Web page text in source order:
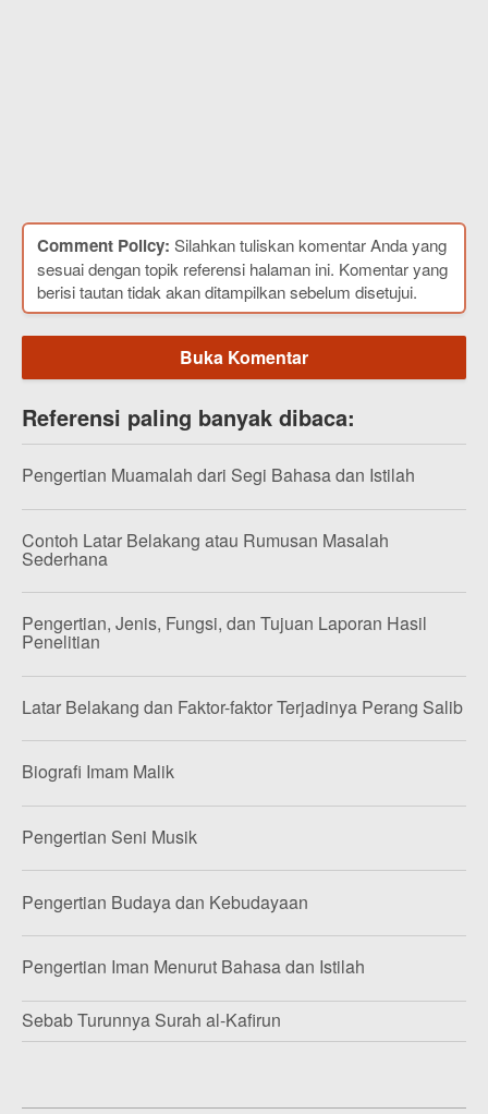
Comment Policy: Silahkan tuliskan komentar Anda yang
sesuai dengan topik referensi halaman ini. Komentar yang
berisi tautan tidak akan ditampilkan sebelum disetujui.
Buka Komentar
Referensi paling banyak dibaca:
Pengertian Muamalah dari Segi Bahasa dan Istilah
Contoh Latar Belakang atau Rumusan Masalah
Sederhana
Pengertian, Jenis, Fungsi, dan Tujuan Laporan Hasil
Penelitian
Latar Belakang dan Faktor-faktor Terjadinya Perang Salib
Biografi Imam Malik
Pengertian Seni Musik
Pengertian Budaya dan Kebudayaan
Pengertian Iman Menurut Bahasa dan Istilah
Sebab Turunnya Surah al-Kafirun